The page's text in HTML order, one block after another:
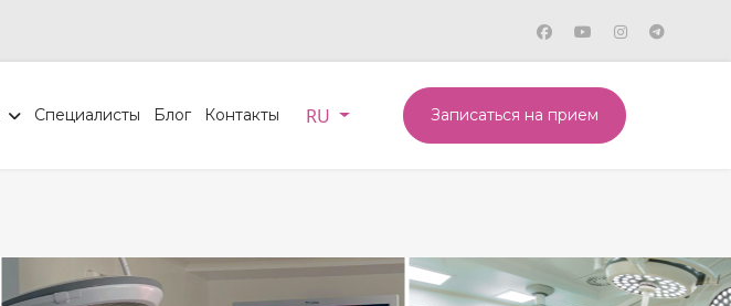
Специалисты Блог Контакты Выберите язык
RU Записаться на прием